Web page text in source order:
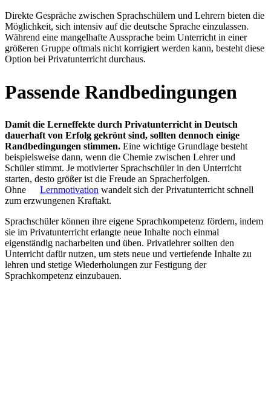
Direkte Gespräche zwischen Sprachschülern und Lehrern bieten die
Möglichkeit, sich intensiv auf die deutsche Sprache einzulassen.
Während eine mangelhafte Aussprache beim Unterricht in einer
größeren Gruppe oftmals nicht korrigiert werden kann, besteht diese
Option bei Privatunterricht durchaus.
Passende Randbedingungen
Damit die Lerneffekte durch Privatunterricht in Deutsch
dauerhaft von Erfolg gekrönt sind, sollten dennoch einige
Randbedingungen stimmen. Eine wichtige Grundlage besteht
beispielsweise dann, wenn die Chemie zwischen Lehrer und
Schüler stimmt. Je motivierter Sprachschüler in den Unterricht
starten, desto größer ist die Freude an Spracherfolgen.
Ohne
Lernmotivation wandelt sich der Privatunterricht schnell
zum erzwungenen Kraftakt.
Sprachschüler können ihre eigene Sprachkompetenz fördern, indem
sie im Privatunterricht erlangte neue Inhalte noch einmal
eigenständig nacharbeiten und üben. Privatlehrer sollten den
Unterricht dafür nutzen, um stets neue und vertiefende Inhalte zu
lehren und stetige Wiederholungen zur Festigung der
Sprachkompetenz einzubauen.